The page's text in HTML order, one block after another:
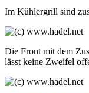
Im Kühlergrill sind
Die Front mit dem
lässt keine Zweifel